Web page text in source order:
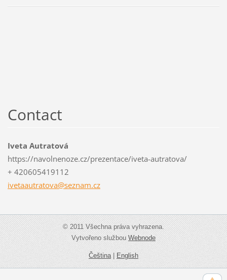
Contact
Iveta Autratová
https://navolnenoze.cz/prezentace/iveta-autratova/
+ 420605419112
ivetaautratova@seznam.cz
© 2011 Všechna práva vyhrazena.
Vytvořeno službouWebnode
Čeština|English